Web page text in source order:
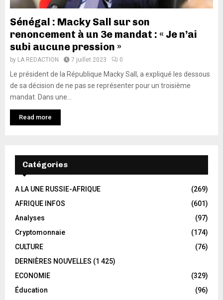
Sénégal : Macky Sall sur son
renoncement à un 3e mandat : « Je n’ai
subi aucune pression »
by LA REDACTION 7 juillet 2023 0
Le président de la République Macky Sall, a expliqué les dessous
de sa décision de ne pas se représenter pour un troisième
mandat. Dans une...
Read more
Catégories
A LA UNE RUSSIE-AFRIQUE
(269)
AFRIQUE INFOS
(601)
Analyses
(97)
Cryptomonnaie
(174)
CULTURE
(76)
DERNIÈRES NOUVELLES (1 425)
ECONOMIE
(329)
Éducation
(96)